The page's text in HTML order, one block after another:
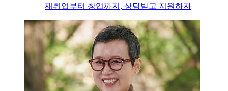
재취업부터 창업까지, 상담받고 지원하자